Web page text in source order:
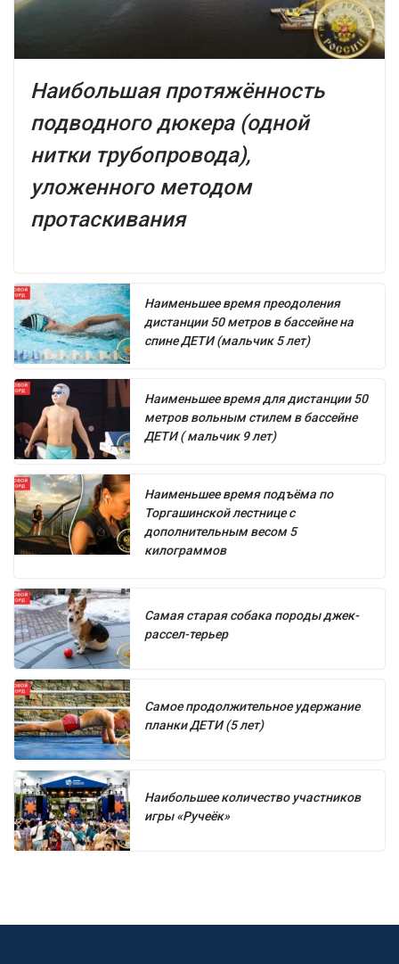
Наибольшая протяжённость
подводного дюкера (одной
нитки трубопровода),
уложенного методом
протаскивания
Наименьшее время преодоления
дистанции 50 метров в бассейне на
спине ДЕТИ (мальчик 5 лет)
Наименьшее время для дистанции 50
метров вольным стилем в бассейне
ДЕТИ ( мальчик 9 лет)
Наименьшее время подъёма по
Торгашинской лестнице с
дополнительным весом 5
килограммов
Самая старая собака породы джек-
рассел-терьер
Самое продолжительное удержание
планки ДЕТИ (5 лет)
Наибольшее количество участников
игры «Ручеёк»